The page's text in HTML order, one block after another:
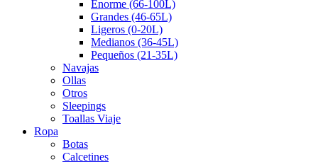
Enorme (66-100L)
Grandes (46-65L)
Ligeros (0-20L)
Medianos (36-45L)
Pequeños (21-35L)
Navajas
Ollas
Otros
Sleepings
Toallas Viaje
Ropa
Botas
Calcetines